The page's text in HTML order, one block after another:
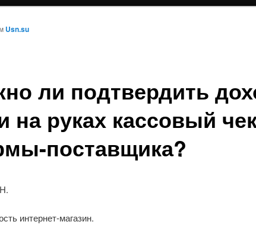
ли подтвердить
на руках кассовый
поставщика?
Usn.su
интернет-магазин.